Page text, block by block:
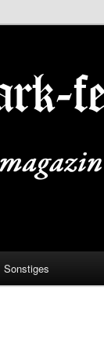
Sonstiges